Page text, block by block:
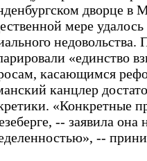
дворце в
мере
недовольства.
«единство
касающимся
канцлер
«Конкретные
-- заявила она
--